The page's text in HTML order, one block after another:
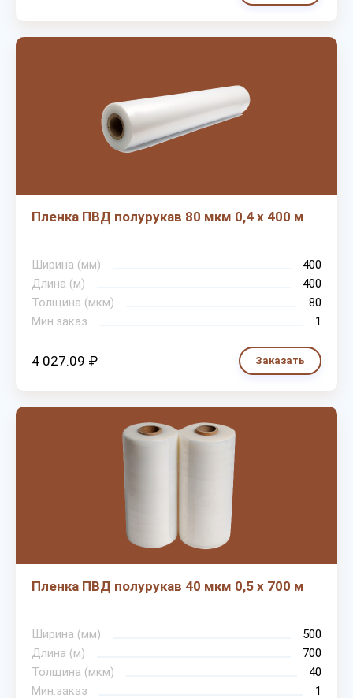
Пленка ПВД полурукав 80 мкм 0,4 х 400 м
Ширина (мм)
400
Длина (м)
400
Толщина (мкм)
80
Мин.заказ
1
4 027.09 ₽ Заказать
Пленка ПВД полурукав 40 мкм 0,5 х 700 м
Ширина (мм)
500
Длина (м)
700
Толщина (мкм)
40
Мин.заказ
1